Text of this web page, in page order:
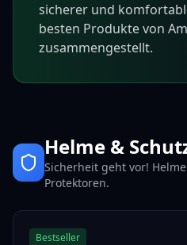
sicherer und
besten Produkte von
zusammengestellt.
Helme &
Sicherheit geht vor!
Protektoren.
Bestseller